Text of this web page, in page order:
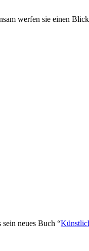
werfen sie einen
neues Buch “